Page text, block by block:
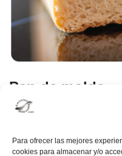
Para ofrecer las mejores
cookies para almacenar y/o
Pan de molde
2 comentarios